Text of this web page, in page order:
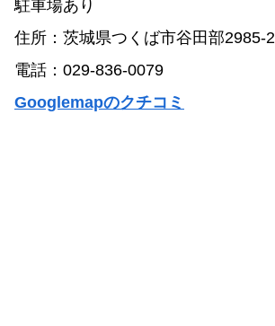
駐車場あり
住所：茨城県つくば市谷田部2985-2
電話：029-836-0079
Googlemapのクチコミ